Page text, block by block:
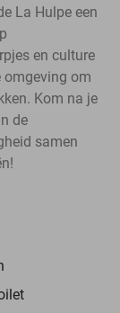
La Hulpe een
en culture
omgeving om
Kom na je
de
samen